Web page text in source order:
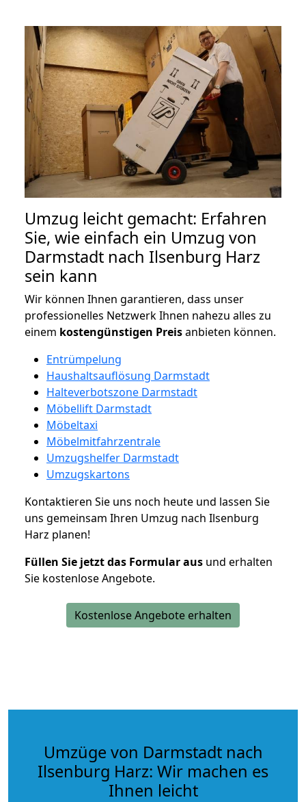
Umzug leicht gemacht: Erfahren
Sie, wie einfach ein Umzug von
Darmstadt nach Ilsenburg Harz
sein kann
Wir können Ihnen garantieren, dass unser
professionelles Netzwerk Ihnen nahezu alles zu
einem kostengünstigen Preisanbieten können.
Entrümpelung
Haushaltsauflösung Darmstadt
Halteverbotszone Darmstadt
Möbellift Darmstadt
Möbeltaxi
Möbelmitfahrzentrale
Umzugshelfer Darmstadt
Umzugskartons
Kontaktieren Sie uns noch heute und lassen Sie
uns gemeinsam Ihren Umzug nach Ilsenburg
Harz planen!
Füllen Sie jetzt das Formular aus und erhalten
Sie kostenlose Angebote.
Kostenlose Angebote erhalten
Umzüge von Darmstadt nach
Ilsenburg Harz: Wir machen es
Ihnen leicht